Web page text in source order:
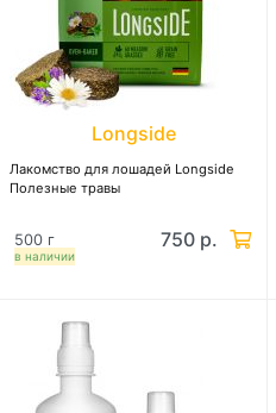
Longside
Лакомство для лошадей Longside
Полезные травы
в наличии
500 г 750 р.